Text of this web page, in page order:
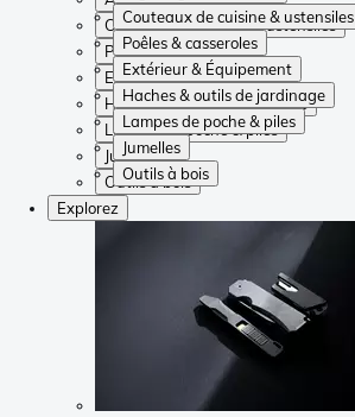
Couteaux de cuisine & ustensiles
Poêles & casseroles
Extérieur & Équipement
Haches & outils de jardinage
Lampes de poche & piles
Jumelles
Outils à bois
Couteaux de cuisine & ustensiles
Poêles & casseroles
Extérieur & Équipement
Haches & outils de jardinage
Lampes de poche & piles
Jumelles
Outils à bois
Explorez